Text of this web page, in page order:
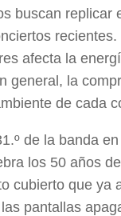
buscan replicar
afecta la
general, la
de cada
de la banda
los 50 años
cubierto que ya
pantallas